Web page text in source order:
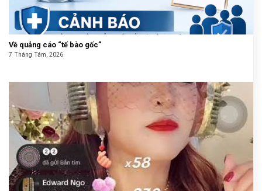
Về quảng cáo “tế bào gốc”
7 Tháng Tám, 2026